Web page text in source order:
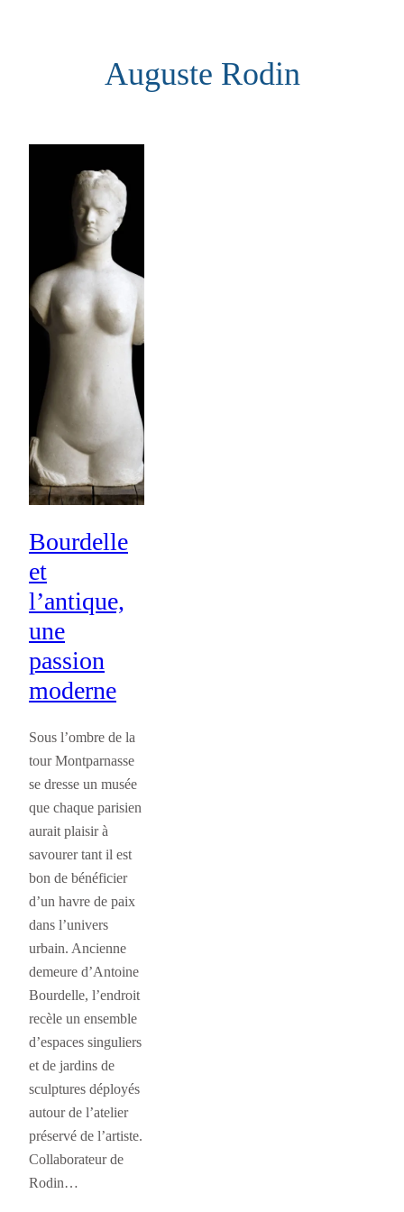
Auguste Rodin
Bourdelle
et
l’antique,
une
passion
moderne
Sous l’ombre de la
tour Montparnasse
se dresse un musée
que chaque parisien
aurait plaisir à
savourer tant il est
bon de bénéficier
d’un havre de paix
dans l’univers
urbain. Ancienne
demeure d’Antoine
Bourdelle, l’endroit
recèle un ensemble
d’espaces singuliers
et de jardins de
sculptures déployés
autour de l’atelier
préservé de l’artiste.
Collaborateur de
Rodin…